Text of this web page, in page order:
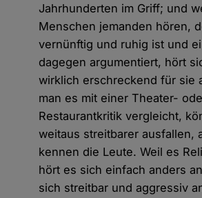
Jahrhunderten im Griff; und
Menschen jemanden hören,
vernünftig und ruhig ist und
dagegen argumentiert, hört
wirklich erschreckend für sie
man es mit einer Theater-
Restaurantkritik vergleicht,
weitaus streitbarer ausfallen,
kennen die Leute. Weil es
hört es sich einfach anders
sich streitbar und aggressiv